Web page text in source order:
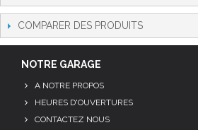
COMPARER DES PRODUITS
NOTRE GARAGE
A NOTRE PROPOS
HEURES D'OUVERTURES
CONTACTEZ NOUS